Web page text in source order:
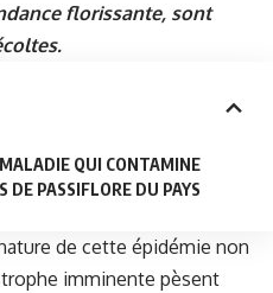
florissante, sont
QUI CONTAMINE
DE PASSIFLORE DU PAYS
de cette épidémie non
imminente pèsent